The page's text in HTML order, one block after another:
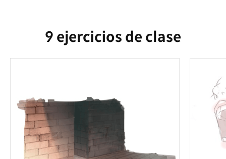
9 ejercicios de clase